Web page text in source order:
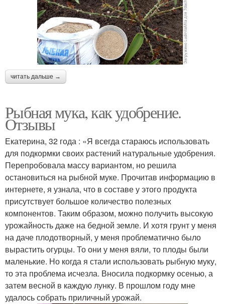
читать дальше →
Рыбная мука, как удобрение.
Отзывы
Екатерина, 32 года : «Я всегда стараюсь использовать
для подкормки своих растений натуральные удобрения.
Перепробовала массу вариантом, но решила
остановиться на рыбной муке. Прочитав информацию в
интернете, я узнала, что в составе у этого продукта
присутствует большое количество полезных
компонентов. Таким образом, можно получить высокую
урожайность даже на бедной земле. И хотя грунт у меня
на даче плодотворный, у меня проблематично было
вырастить огурцы. То они у меня вяли, то плоды были
маленькие. Но когда я стали использовать рыбную муку,
то эта проблема исчезла. Вносила подкормку осенью, а
затем весной в каждую лунку. В прошлом году мне
удалось собрать приличный урожай.